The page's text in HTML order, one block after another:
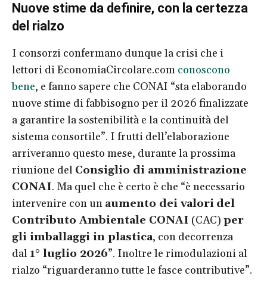
Nuove stime da definire, con la certezza
del rialzo
I consorzi confermano dunque la crisi che i
lettori di EconomiaCircolare.com conoscono
bene, e fanno sapere che CONAI “sta elaborando
nuove stime di fabbisogno per il 2026 finalizzate
a garantire la sostenibilità e la continuità del
sistema consortile”. I frutti dell’elaborazione
arriveranno questo mese, durante la prossima
riunione del Consiglio di amministrazione
CONAI. Ma quel che è certo è che “è necessario
intervenire con un aumento dei valori del
Contributo Ambientale CONAI (CAC) per
gli imballaggi in plastica, con decorrenza
dal 1° luglio 2026”. Inoltre le rimodulazioni al
rialzo “riguarderanno tutte le fasce contributive”.